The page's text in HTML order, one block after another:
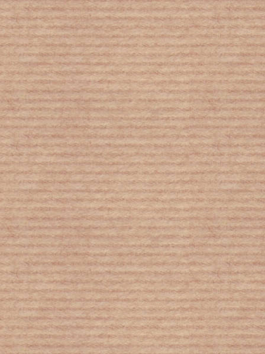
H άνοδος της θερμοκρασίας απειλεί το
17% της ζωής στους ωκεανούς
Μία γιατρός 102 ετών αποκαλύπτει:
Τι δεν κάνουν ποτέ οι πιο υγιείς
άνθρωποι